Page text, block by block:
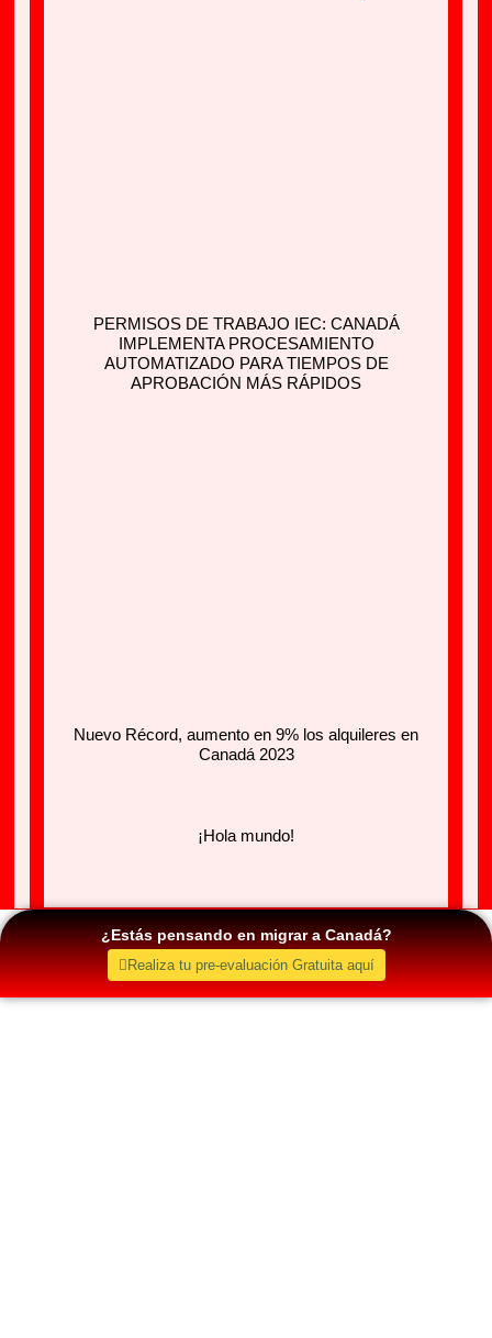
PERMISOS DE TRABAJO IEC: CANADÁ
IMPLEMENTA PROCESAMIENTO
AUTOMATIZADO PARA TIEMPOS DE
APROBACIÓN MÁS RÁPIDOS
Nuevo Récord, aumento en 9% los alquileres en
Canadá 2023
¡Hola mundo!
¿Estás pensando en migrar a Canadá?
Realiza tu pre-evaluación Gratuita aquí